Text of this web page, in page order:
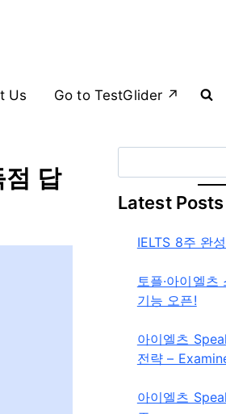
Us Go to TestGlider ↗︎
점 답
e
a
r
Latest Posts
IELTS 8주 완
토플·아이엘
기능 오픈!
아이엘츠
전략 –
아이엘츠